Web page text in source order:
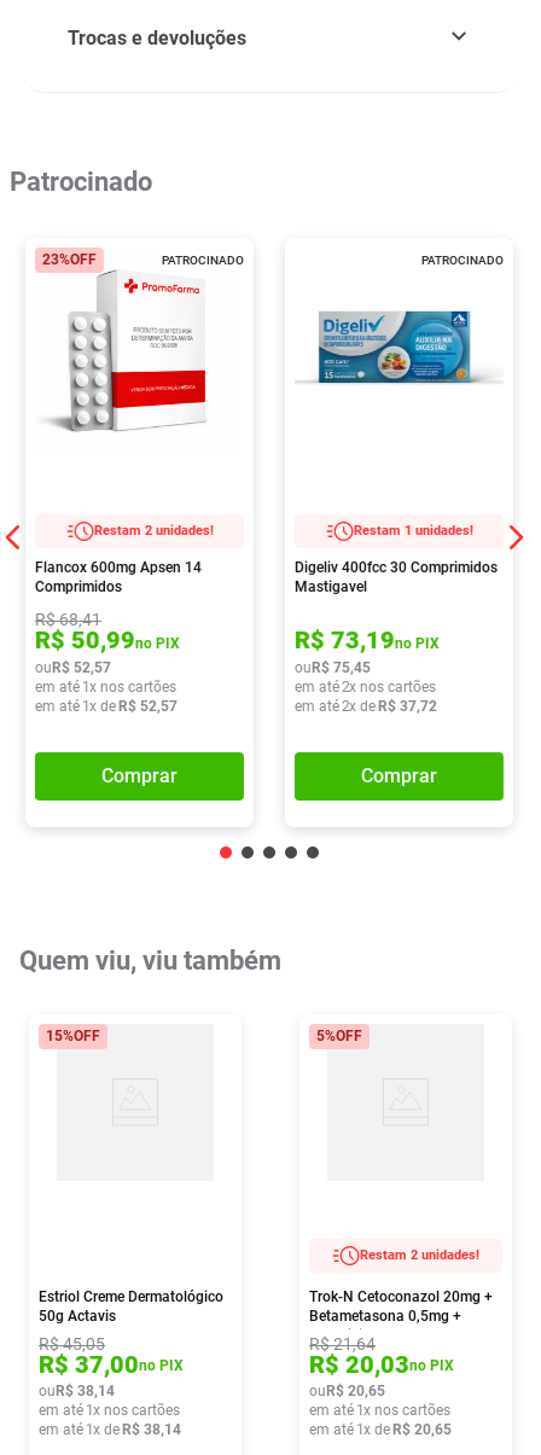
Trocas e devoluções
Patrocinado
PATROCINADO
23%OFF
Restam 2 unidades!
Flancox 600mg Apsen 14
Comprimidos
R$68,41
R$ 50,99no PIX
ou R$ 52,57
em até 1x nos cartões
em até 1x de R$ 52,57
Comprar
PATROCINADO
Restam 1 unidades!
Digeliv 400fcc 30 Comprimidos
Mastigavel
R$ 73,19no PIX
ou R$ 75,45
em até2x nos cartões
em até2x de R$ 37,72
Comprar
Quem viu, viu também
15%OFF
Estriol Creme Dermatológico
50g Actavis
R$45,05
R$ 37,00no PIX
ou R$ 38,14
em até 1x nos cartões
em até 1x de R$ 38,14
5%OFF
Restam 2 unidades!
Trok-N Cetoconazol 20mg +
Betametasona 0,5mg +
Neomicina 1,5mg Pomada
10g
R$21,64
R$ 20,03no PIX
ou R$ 20,65
em até 1x nos cartões
em até 1x de R$ 20,65